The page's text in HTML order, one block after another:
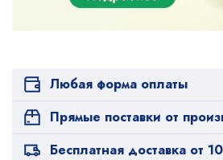
Любая форма оплаты
Прямые поставки от
Бесплатная доставка от